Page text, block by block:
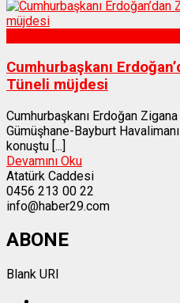
Cumhurbaşkanı
Tüneli müjdesi
Cumhurbaşkanı Erdoğan
Gümüşhane-Bayburt
konuştu [...]
Devamını Oku
Atatürk Caddesi
0456 213 00 22
info@haber29.com
ABONE
Blank URI